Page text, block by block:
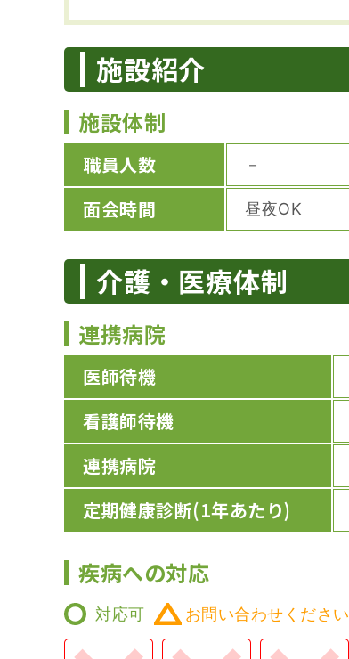
施設紹介
施設体制
職員人数 －
面会時間 昼夜OK
介護・医療体制
連携病院
医師待機
看護師待機
連携病院
定期健康診断(1年あたり)
疾病への対応
対応可 お問い合わせください